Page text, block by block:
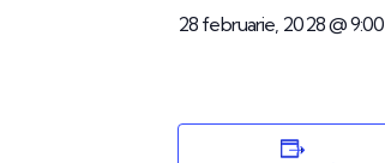
28 februarie, 2028 @